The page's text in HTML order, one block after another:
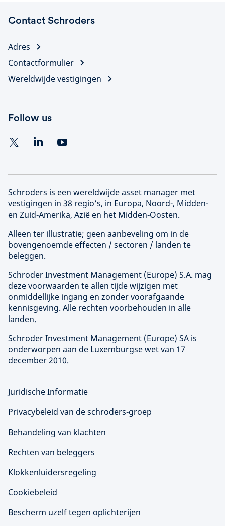
Contact Schroders
Adres
Contactformulier
Wereldwijde vestigingen
Follow us
Schroders is een wereldwijde asset manager met
vestigingen in 38 regio’s, in Europa, Noord-, Midden-
en Zuid-Amerika, Azië en het Midden-Oosten.
Alleen ter illustratie; geen aanbeveling om in de
bovengenoemde effecten / sectoren / landen te
beleggen.
Schroder Investment Management (Europe) S.A. mag
deze voorwaarden te allen tijde wijzigen met
onmiddellijke ingang en zonder voorafgaande
kennisgeving. Alle rechten voorbehouden in alle
landen.
Schroder Investment Management (Europe) SA is
onderworpen aan de Luxemburgse wet van 17
december 2010.
Juridische Informatie
Privacybeleid van de schroders-groep
Behandeling van klachten
Rechten van beleggers
Klokkenluidersregeling
Cookiebeleid
Bescherm uzelf tegen oplichterijen